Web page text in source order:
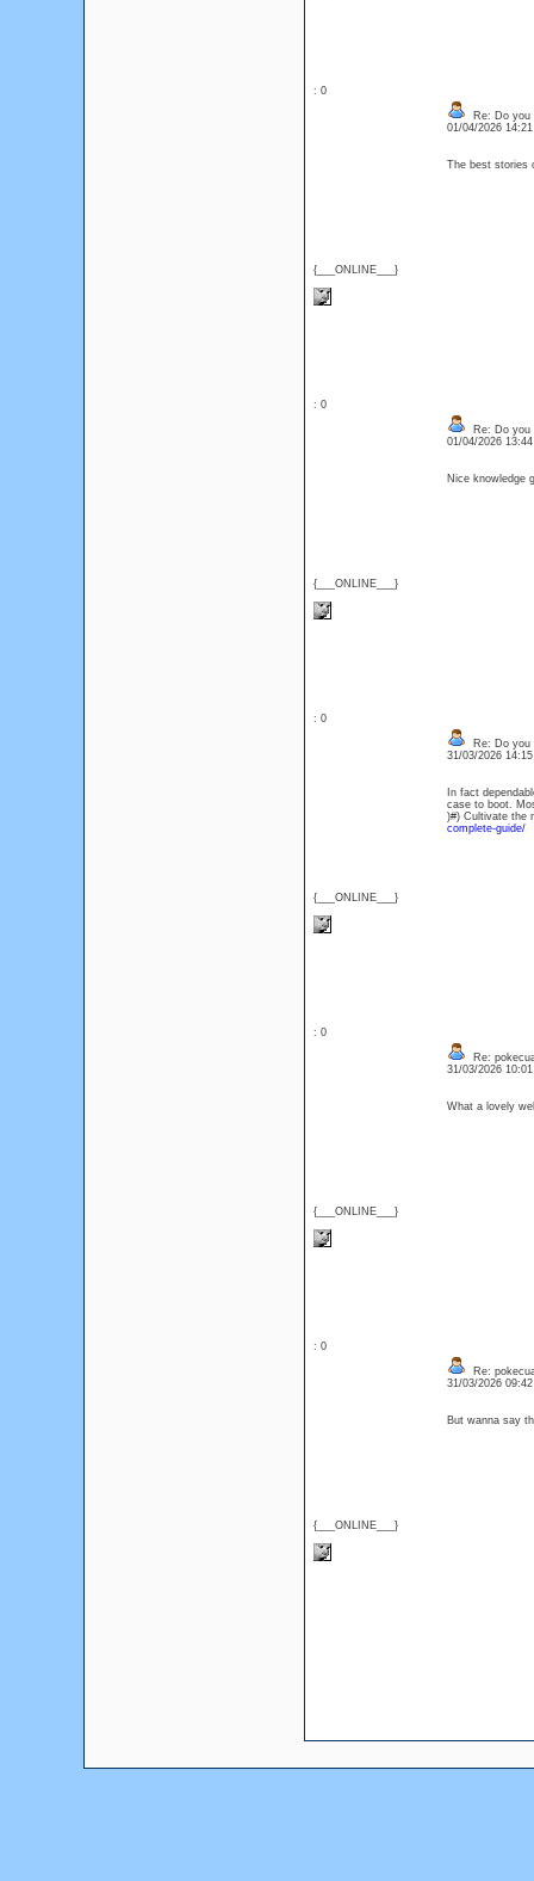
: 0
{___ONLINE___}
Re: Do you
01/04/2026
The best stories
: 0
{___ONLINE___}
Re: Do you
01/04/2026
Nice knowledge
: 0
{___ONLINE___}
Re: Do you
31/03/2026
In fact
case to boot.
)#) Cultivate
complete-guide/
: 0
{___ONLINE___}
Re:
31/03/2026
What a lovely
: 0
{___ONLINE___}
Re:
31/03/2026
But wanna say